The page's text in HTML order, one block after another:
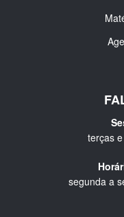
terças
segunda a